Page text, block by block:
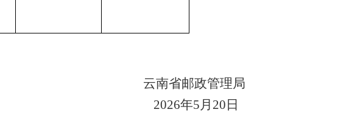
云南省邮政管理局
2026年5月 20 日